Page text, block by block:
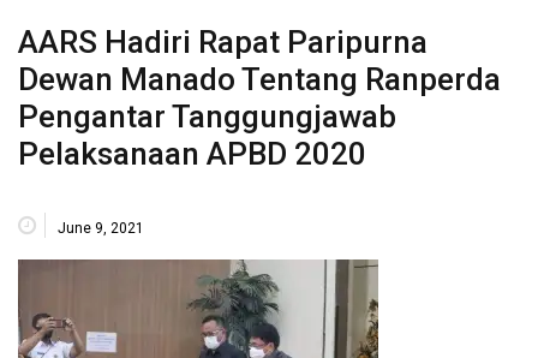
AARS Hadiri Rapat Paripurna
Dewan Manado Tentang Ranperda
Pengantar Tanggungjawab
Pelaksanaan APBD 2020
June 9, 2021